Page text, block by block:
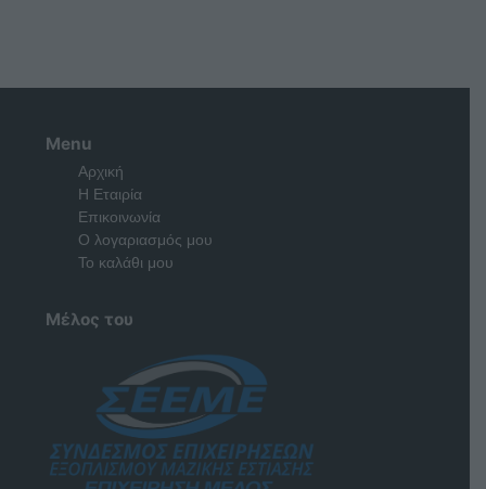
Menu
Αρχική
Η Εταιρία
Επικοινωνία
Ο λογαριασμός μου
Το καλάθι μου
Μέλος του